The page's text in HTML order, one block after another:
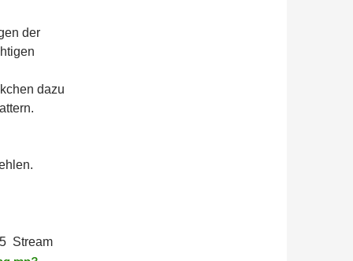
der
dazu
Stream